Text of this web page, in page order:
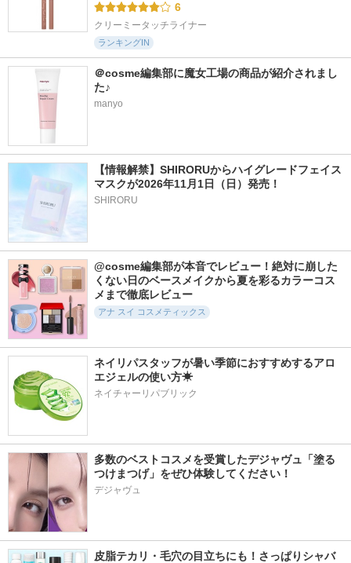
6
クリーミータッチライナー
ランキングIN
＠cosme編集部に魔女工場の商品が紹介されまし
た♪
manyo
【情報解禁】SHIRORUからハイグレードフェイス
マスクが2026年11月1日（日）発売！
SHIRORU
@cosme編集部が本音でレビュー！絶対に崩した
くない日のベースメイクから夏を彩るカラーコス
メまで徹底レビュー
アナ スイ コスメティックス
ネイリパスタッフが暑い季節におすすめするアロ
エジェルの使い方☀
ネイチャーリパブリック
多数のベストコスメを受賞したデジャヴュ「塗る
つけまつげ」をぜひ体験してください！
デジャヴュ
皮脂テカリ・毛穴の目立ちにも！さっぱりシャバ